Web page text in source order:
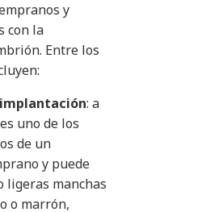
y
con la
Entre los
: a
uno de los
de un
y puede
ligeras manchas
o marrón,